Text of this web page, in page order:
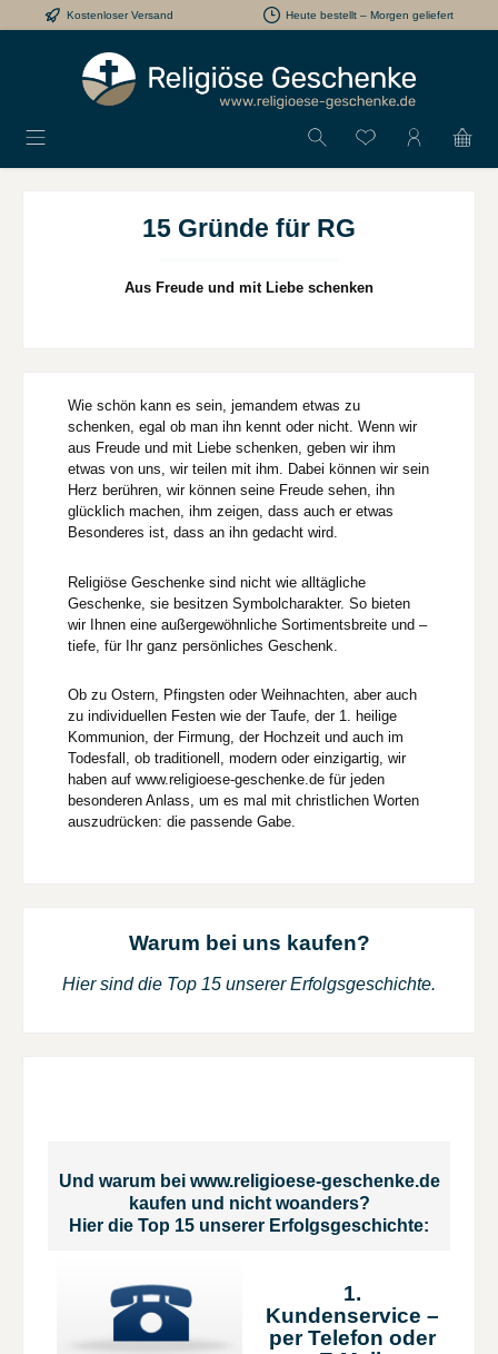
Zum Hauptinhalt springen
Kostenloser Versand Heute bestellt – Morgen geliefert
Du hast 0
15 Gründe für RG
Aus Freude und mit Liebe schenken
Wie schön kann es sein, jemandem etwas zu
schenken, egal ob man ihn kennt oder nicht. Wenn wir
aus Freude und mit Liebe schenken, geben wir ihm
etwas von uns, wir teilen mit ihm. Dabei können wir sein
Herz berühren, wir können seine Freude sehen, ihn
glücklich machen, ihm zeigen, dass auch er etwas
Besonderes ist, dass an ihn gedacht wird.
Religiöse Geschenke sind nicht wie alltägliche
Geschenke, sie besitzen Symbolcharakter. So bieten
wir Ihnen eine außergewöhnliche Sortimentsbreite und –
tiefe, für Ihr ganz persönliches Geschenk.
Ob zu Ostern, Pfingsten oder Weihnachten, aber auch
zu individuellen Festen wie der Taufe, der 1. heilige
Kommunion, der Firmung, der Hochzeit und auch im
Todesfall, ob traditionell, modern oder einzigartig, wir
haben auf www.religioese-geschenke.de für jeden
besonderen Anlass, um es mal mit christlichen Worten
auszudrücken: die passende Gabe.
Warum bei uns kaufen?
Hier sind die Top 15 unserer Erfolgsgeschichte.
Und warum bei www.religioese-geschenke.de
kaufen und nicht woanders?
Hier die Top 15 unserer Erfolgsgeschichte:
1.
Kundenservice –
per Telefon oder